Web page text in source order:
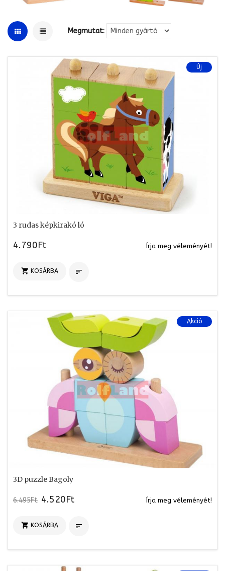
Megmutat:
Új
3 rudas képkirakó ló
4.790Ft Írja meg véleményét!
 KOSÁRBA 
Akció
3D puzzle Bagoly
6.495Ft 4.520Ft Írja meg véleményét!
 KOSÁRBA 